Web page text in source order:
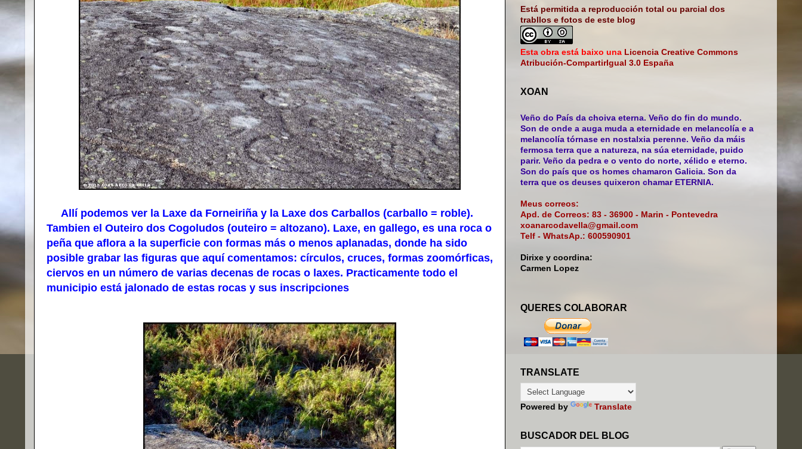
Allí podemos ver la Laxe da Forneiriña y la Laxe dos Carballos (carballo = roble).
Tambien el Outeiro dos Cogoludos (outeiro = altozano). Laxe, en gallego, es una roca o
peña que aflora a la superficie con formas más o menos aplanadas, donde ha sido
posible grabar las figuras que aquí comentamos: círculos, cruces, formas zoomórficas,
ciervos en un número de varias decenas de rocas o laxes. Practicamente todo el
municipio está jalonado de estas rocas y sus inscripciones
Está permitida a reproducción total ou parcial dos
trabllos e fotos de este blog
Esta obra está baixo una Licencia Creative Commons
Atribución-CompartirIgual 3.0 España
XOAN
Veño do País da choiva eterna. Veño do fin do mundo.
Son de onde a auga muda a eternidade en melancolía e a
melancolía tórnase en nostalxia perenne. Veño da máis
fermosa terra que a natureza, na súa eternidade, puido
parir. Veño da pedra e o vento do norte, xélido e eterno.
Son do país que os homes chamaron Galicia. Son da
terra que os deuses quixeron chamar ETERNIA.
Meus correos:
Apd. de Correos: 83 - 36900 - Marin - Pontevedra
xoanarcodavella@gmail.com
Telf - WhatsAp.: 600590901
Dirixe y coordina:
Carmen Lopez
QUERES COLABORAR
TRANSLATE
Powered by Translate
BUSCADOR DEL BLOG